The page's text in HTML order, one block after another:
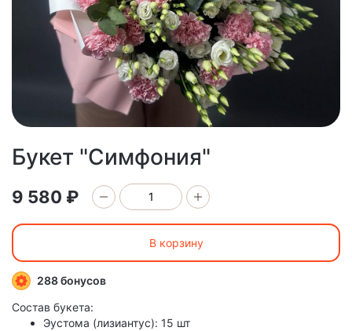
Букет "Симфония"
9 580 ₽
В корзину
288 бонусов
Состав букета:
Эустома (лизиантус): 15 шт